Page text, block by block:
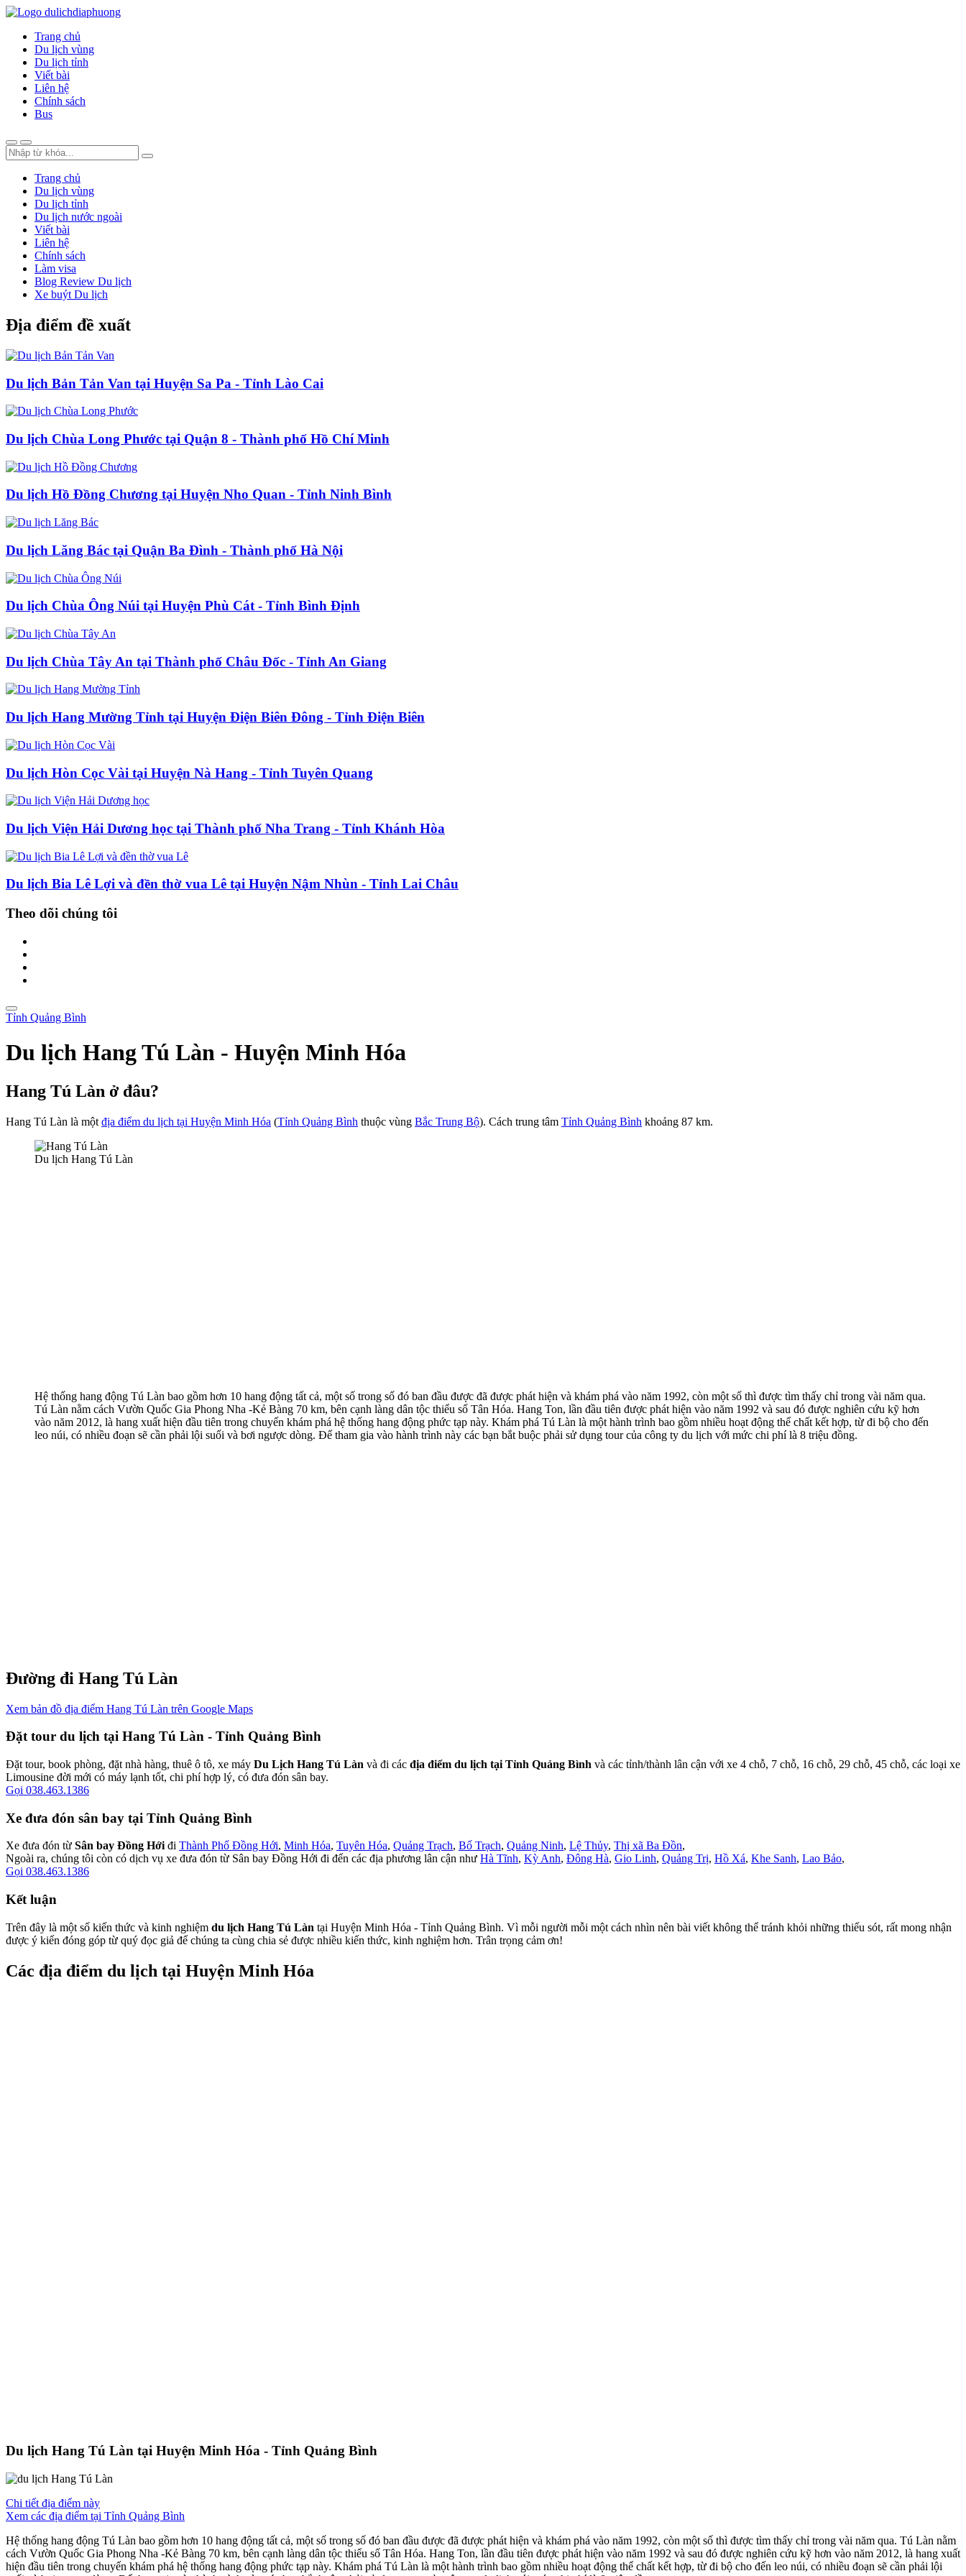
Trang chủ
Du lịch vùng
Du lịch tỉnh
Viết bài
Liên hệ
Chính sách
Bus
Trang chủ
Du lịch vùng
Du lịch tỉnh
Du lịch nước ngoài
Viết bài
Liên hệ
Chính sách
Làm visa
Blog Review Du lịch
Xe buýt Du lịch
Địa điểm đề xuất
Du lịch Bản Tản Van tại Huyện Sa Pa - Tỉnh Lào Cai
Du lịch Chùa Long Phước tại Quận 8 - Thành phố Hồ Chí Minh
Du lịch Hồ Đồng Chương tại Huyện Nho Quan - Tỉnh Ninh Bình
Du lịch Lăng Bác tại Quận Ba Đình - Thành phố Hà Nội
Du lịch Chùa Ông Núi tại Huyện Phù Cát - Tỉnh Bình Định
Du lịch Chùa Tây An tại Thành phố Châu Đốc - Tỉnh An Giang
Du lịch Hang Mường Tỉnh tại Huyện Điện Biên Đông - Tỉnh Điện Biên
Du lịch Hòn Cọc Vài tại Huyện Nà Hang - Tỉnh Tuyên Quang
Du lịch Viện Hải Dương học tại Thành phố Nha Trang - Tỉnh Khánh Hòa
Du lịch Bia Lê Lợi và đền thờ vua Lê tại Huyện Nậm Nhùn - Tỉnh Lai Châu
Theo dõi chúng tôi
Tỉnh Quảng Bình
Du lịch Hang Tú Làn - Huyện Minh Hóa
Hang Tú Làn ở đâu?
Hang Tú Làn là một địa điểm du lịch tại Huyện Minh Hóa (Tỉnh Quảng Bình thuộc vùng Bắc Trung Bộ). Cách trung tâm Tỉnh Quảng Bình khoảng 87 km.
Du lịch Hang Tú Làn
Hệ thống hang động Tú Làn bao gồm hơn 10 hang động tất cả, một số trong số đó ban đầu được đã được phát hiện và khám phá vào năm 1992, còn một số thì được tìm thấy chỉ trong vài năm qua.
Tú Làn nằm cách Vườn Quốc Gia Phong Nha -Kẻ Bàng 70 km, bên cạnh làng dân tộc thiểu số Tân Hóa. Hang Ton, lần đầu tiên được phát hiện vào năm 1992 và sau đó được nghiên cứu kỹ hơn
vào năm 2012, là hang xuất hiện đầu tiên trong chuyến khám phá hệ thống hang động phức tạp này. Khám phá Tú Làn là một hành trình bao gồm nhiều hoạt động thể chất kết hợp, từ đi bộ cho đến
leo núi, có nhiều đoạn sẽ cần phải lội suối và bơi ngược dòng. Để tham gia vào hành trình này các bạn bắt buộc phải sử dụng tour của công ty du lịch với mức chi phí là 8 triệu đồng.
Đường đi Hang Tú Làn
Xem bản đồ địa điểm Hang Tú Làn trên Google Maps
Đặt tour du lịch tại Hang Tú Làn - Tỉnh Quảng Bình
Đặt tour, book phòng, đặt nhà hàng, thuê ô tô, xe máy Du Lịch Hang Tú Làn và đi các địa điểm du lịch tại Tỉnh Quảng Bình và các tỉnh/thành lân cận với xe 4 chỗ, 7 chỗ, 16 chỗ, 29 chỗ, 45 chỗ, các loại xe
Limousine đời mới có máy lạnh tốt, chi phí hợp lý, có đưa đón sân bay.
Gọi 038.463.1386
Xe đưa đón sân bay tại Tỉnh Quảng Bình
Xe đưa đón từ Sân bay Đồng Hới đi Thành Phố Đồng Hới, Minh Hóa, Tuyên Hóa, Quảng Trạch, Bố Trạch, Quảng Ninh, Lệ Thủy, Thị xã Ba Đồn,
Ngoài ra, chúng tôi còn có dịch vụ xe đưa đón từ Sân bay Đồng Hới đi đến các địa phương lân cận như Hà Tĩnh, Kỳ Anh, Đông Hà, Gio Linh, Quảng Trị, Hồ Xá, Khe Sanh, Lao Bảo,
Gọi 038.463.1386
Kết luận
Trên đây là một số kiến thức và kinh nghiệm du lịch Hang Tú Làn tại Huyện Minh Hóa - Tỉnh Quảng Bình. Vì mỗi người mỗi một cách nhìn nên bài viết không thể tránh khỏi những thiếu sót, rất mong nhận
được ý kiến đóng góp từ quý đọc giả để chúng ta cùng chia sẻ được nhiều kiến thức, kinh nghiệm hơn. Trân trọng cảm ơn!
Các địa điểm du lịch tại Huyện Minh Hóa
Du lịch Hang Tú Làn tại Huyện Minh Hóa - Tỉnh Quảng Bình
Chi tiết địa điểm này
Xem các địa điểm tại Tỉnh Quảng Bình
Hệ thống hang động Tú Làn bao gồm hơn 10 hang động tất cả, một số trong số đó ban đầu được đã được phát hiện và khám phá vào năm 1992, còn một số thì được tìm thấy chỉ trong vài năm qua. Tú Làn nằm
cách Vườn Quốc Gia Phong Nha -Kẻ Bàng 70 km, bên cạnh làng dân tộc thiểu số Tân Hóa. Hang Ton, lần đầu tiên được phát hiện vào năm 1992 và sau đó được nghiên cứu kỹ hơn vào năm 2012, là hang xuất
hiện đầu tiên trong chuyến khám phá hệ thống hang động phức tạp này. Khám phá Tú Làn là một hành trình bao gồm nhiều hoạt động thể chất kết hợp, từ đi bộ cho đến leo núi, có nhiều đoạn sẽ cần phải lội